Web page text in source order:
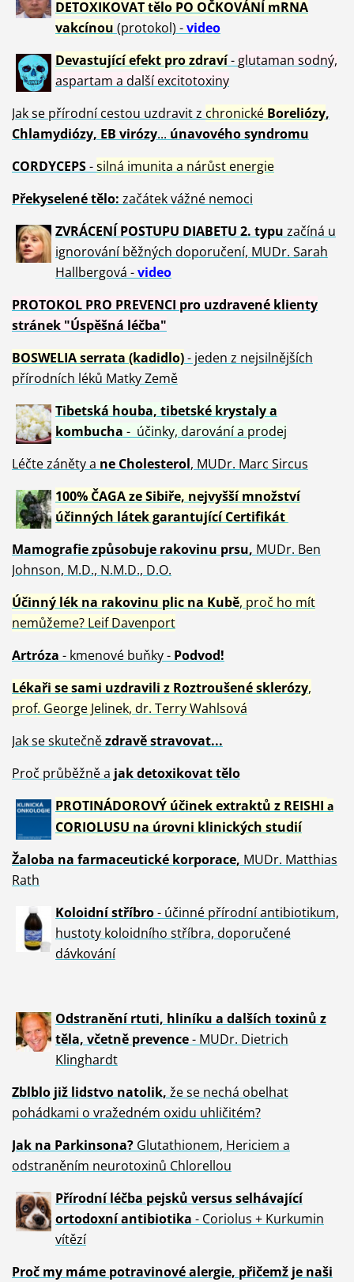
DETOXIKOVAT tělo PO OČKOVÁNÍ mRNA
vakcínou (protokol) -video
Devastující efekt pro zdraví- glutaman sodný,
aspartam a další excitotoxiny
Jak se přírodní cestou uzdravit z chronické Boreliózy,
Chlamydiózy, EB virózy... únavového syndromu
CORDYCEPS-silná imunita a nárůst energie
Překyselené tělo: začátek vážné nemoci
ZVRÁCENÍ POSTUPU DIABETU 2. typu začíná u
ignorování běžných doporučení, MUDr. Sarah
Hallbergová -video
PROTOKOL PRO PREVENCI pro uzdravené klienty
stránek "Úspěšná léčba"
BOSWELIA serrata (kadidlo)- jeden z nejsilnějších
přírodních léků Matky Země
Tibetská houba, tibetské krystalya
kombucha - účinky, darování a prodej
Léčte záněty a ne Cholesterol, MUDr. Marc Sircus
100% ČAGA ze Sibiře, nejvyšší množství
účinných látek garantující Certifikát
Mamografie způsobuje rakovinu prsu, MUDr. Ben
Johnson, M.D., N.M.D., D.O.
Účinný lék na rakovinu plic na Kubě, proč ho mít
nemůžeme? Leif Davenport
Artróza - kmenové buňky - Podvod!
Lékaři se sami uzdravili z Roztroušené sklerózy,
prof. George Jelinek, dr. Terry Wahlsová
Jak se skutečnězdravěstravovat...
Proč průběžně a jak detoxikovat tělo
PROTINÁDOROVÝ účinek extraktů z REISHI a
CORIOLUSU na úrovni klinických studií
Žaloba na farmaceutické korporace, MUDr. Matthias
Rath
Koloidní stříbro- účinné přírodní antibiotikum,
hustoty koloidního stříbra, doporučené
dávkování
Odstranění rtuti, hliníku a dalších toxinů z
těla, včetně prevence- MUDr. Dietrich
Klinghardt
Zblblo již lidstvo natolik, že se nechá obelhat
pohádkami o vražedném oxidu uhličitém?
Jak na Parkinsona?Glutathionem, Hericiem a
odstraněním neurotoxinů Chlorellou
Přírodní léčba pejsků versus selhávající
ortodoxní antibiotika - Coriolus + Kurkumin
vítězí
Proč my máme potravinové alergie, přičemž je naši